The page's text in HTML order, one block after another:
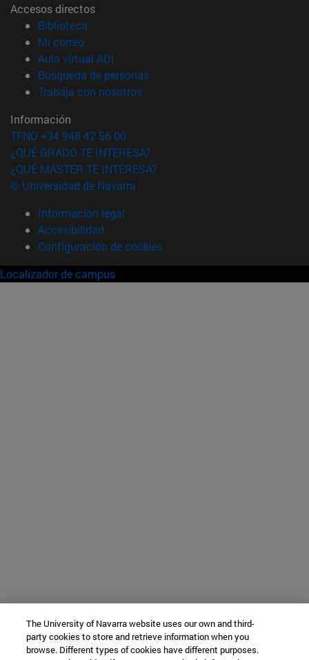
Accesos directos
Biblioteca
Mi correo(abre en nueva ventana)
Aula virtual ADI
Búsqueda de personas(abre en nueva ventana)
Trabaja con nosotros(abre en nueva ventana)
Información
TFNO +34 948 42 56 00
¿QUÉ GRADO TE INTERESA?
¿QUÉ MÁSTER TE INTERESA?
© Universidad de Navarra
Información legal
Accesibilidad
Configuración de cookies
Localizador de campus
The University of Navarra website uses our own and third-
party cookies to store and retrieve information when you
browse. Different types of cookies have different purposes.